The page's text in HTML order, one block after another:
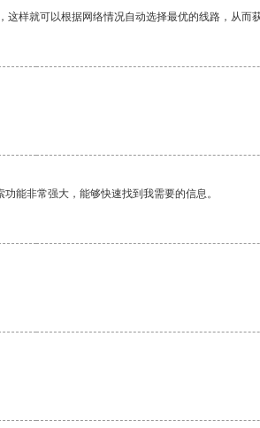
样就可以根据网络情况自动选择最优的线路，从而
能非常强大，能够快速找到我需要的信息。